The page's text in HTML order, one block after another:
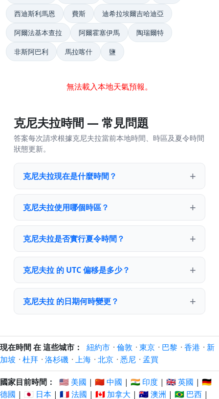
西迪斯利馬恩 費斯 迪希拉埃爾吉哈迪亞
阿爾法基本查拉 阿爾霍塞伊馬 陶瑞爾特
非斯阿巴利 馬拉喀什 鹽
無法載入本地天氣預報。
克尼夫拉時間 — 常見問題
答案每次請求根據克尼夫拉當前本地時間、時區及夏令時間
狀態更新。
克尼夫拉現在是什麼時間？
克尼夫拉使用哪個時區？
克尼夫拉是否實行夏令時間？
克尼夫拉 的 UTC 偏移是多少？
克尼夫拉 的日期何時變更？
現在時間 在 這些城市： 紐約市 · 倫敦 · 東京 · 巴黎 · 香港 · 新
加坡 · 杜拜 · 洛杉磯 · 上海 · 北京 · 悉尼 · 孟買
國家目前時間： 🇺🇸 美國 | 🇨🇳 中國 | 🇮🇳 印度 | 🇬🇧 英國 | 🇩🇪
德國 | 🇯🇵 日本 | 🇫🇷 法國 | 🇨🇦 加拿大 | 🇦🇺 澳洲 | 🇧🇷 巴西 |